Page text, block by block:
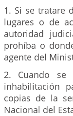
1. Si se tratare
lugares o de
autoridad
prohíba o
agente del
2. Cuando se
inhabilitación
copias de la
Nacional del